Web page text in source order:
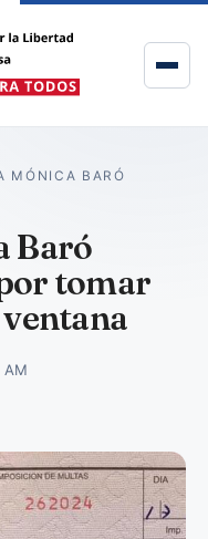
MÓNICA BARÓ
Baró
tomar